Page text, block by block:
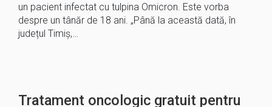
un pacient infectat cu tulpina Omicron. Este vorba
despre un tânăr de 18 ani. „Până la această dată, în
județul Timiș,…
Tratament oncologic gratuit pentru